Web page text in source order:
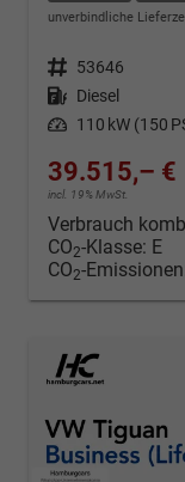
unverbindliche
Fahrzeugnr. 53646
Kraftstoff Diesel
Leistung 110 kW (150
39.515,– €
incl. 19% MwSt.
Verbrauch
CO2-Klasse: E
CO2-